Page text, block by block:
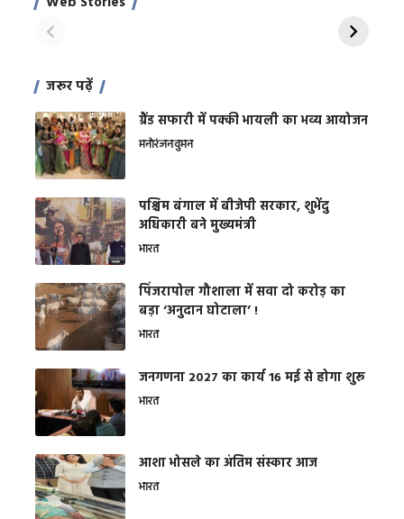
जरूर पढ़ें
ग्रैंड सफारी में पक्की भायली का भव्य आयोजन
मनोरंजनवुमन
पश्चिम बंगाल में बीजेपी सरकार, शुभेंदु
अधिकारी बने मुख्यमंत्री
भारत
​पिंजरापोल गौशाला में सवा दो करोड़ का
बड़ा ‘अनुदान घोटाला’ !
भारत
जनगणना 2027 का कार्य 16 मई से होगा शुरू
भारत
आशा भोसले का अंतिम संस्कार आज
भारत